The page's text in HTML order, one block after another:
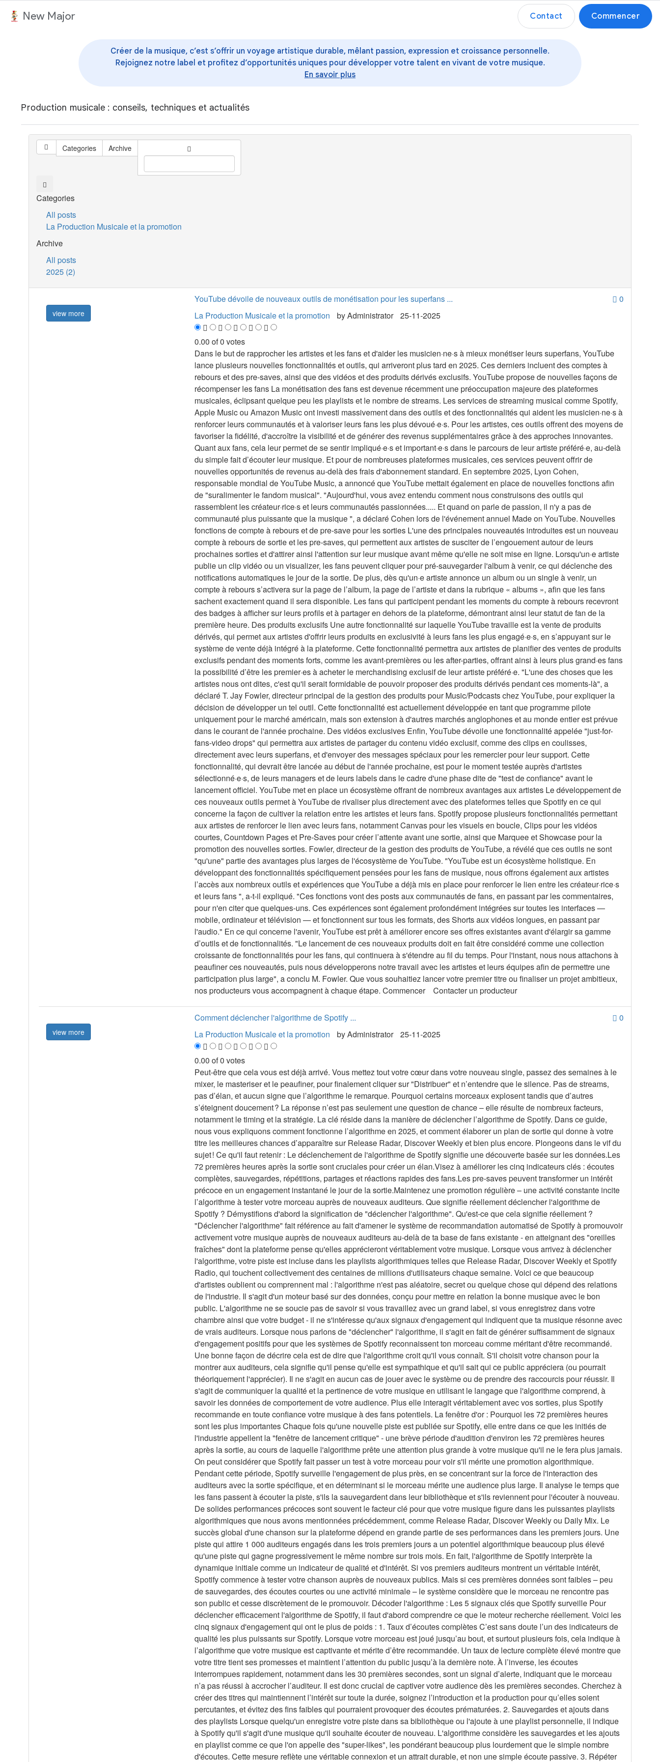
contenuNew Major Contact Commencer
Créer de la musique, c’est s’offrir un voyage artistique durable, mêlant passion, expression et croissance personnelle.
Rejoignez notre label et profitez d’opportunités uniques pour développer votre talent en vivant de votre musique.
En savoir plus
Production musicale : conseils, techniques et actualités
Categories Archive
Categories
All posts
La Production Musicale et la promotion
Archive
All posts
2025 (2)
view more
0
YouTube dévoile de nouveaux outils de monétisation pour les superfans ...
La Production Musicale et la promotion
byAdministrator 25-11-2025
0.00 of 0 votes
Dans le but de rapprocher les artistes et les fans et d'aider les musicien·ne·s à mieux monétiser leurs superfans, YouTube
lance plusieurs nouvelles fonctionnalités et outils, qui arriveront plus tard en 2025. Ces derniers incluent des comptes à
rebours et des pre-saves, ainsi que des vidéos et des produits dérivés exclusifs. YouTube propose de nouvelles façons de
récompenser les fans La monétisation des fans est devenue récemment une préoccupation majeure des plateformes
musicales, éclipsant quelque peu les playlists et le nombre de streams. Les services de streaming musical comme Spotify,
Apple Music ou Amazon Music ont investi massivement dans des outils et des fonctionnalités qui aident les musicien·ne·s à
renforcer leurs communautés et à valoriser leurs fans les plus dévoué·e·s. Pour les artistes, ces outils offrent des moyens de
favoriser la fidélité, d'accroître la visibilité et de générer des revenus supplémentaires grâce à des approches innovantes.
Quant aux fans, cela leur permet de se sentir impliqué·e·s et important·e·s dans le parcours de leur artiste préféré·e, au-delà
du simple fait d’écouter leur musique. Et pour de nombreuses plateformes musicales, ces services peuvent offrir de
nouvelles opportunités de revenus au-delà des frais d'abonnement standard. En septembre 2025, Lyon Cohen,
responsable mondial de YouTube Music, a annoncé que YouTube mettait également en place de nouvelles fonctions afin
de "suralimenter le fandom musical". "Aujourd'hui, vous avez entendu comment nous construisons des outils qui
rassemblent les créateur·rice·s et leurs communautés passionnées..... Et quand on parle de passion, il n'y a pas de
communauté plus puissante que la musique ", a déclaré Cohen lors de l'événement annuel Made on YouTube. Nouvelles
fonctions de compte à rebours et de pre-save pour les sorties L'une des principales nouveautés introduites est un nouveau
compte à rebours de sortie et les pre-saves, qui permettent aux artistes de susciter de l’engouement autour de leurs
prochaines sorties et d'attirer ainsi l'attention sur leur musique avant même qu'elle ne soit mise en ligne. Lorsqu'un·e artiste
publie un clip vidéo ou un visualizer, les fans peuvent cliquer pour pré-sauvegarder l'album à venir, ce qui déclenche des
notifications automatiques le jour de la sortie. De plus, dès qu'un·e artiste annonce un album ou un single à venir, un
compte à rebours s’activera sur la page de l’album, la page de l’artiste et dans la rubrique « albums », afin que les fans
sachent exactement quand il sera disponible. Les fans qui participent pendant les moments du compte à rebours recevront
des badges à afficher sur leurs profils et à partager en dehors de la plateforme, démontrant ainsi leur statut de fan de la
première heure. Des produits exclusifs Une autre fonctionnalité sur laquelle YouTube travaille est la vente de produits
dérivés, qui permet aux artistes d'offrir leurs produits en exclusivité à leurs fans les plus engagé·e·s, en s’appuyant sur le
système de vente déjà intégré à la plateforme. Cette fonctionnalité permettra aux artistes de planifier des ventes de produits
exclusifs pendant des moments forts, comme les avant-premières ou les after-parties, offrant ainsi à leurs plus grand·es fans
la possibilité d’être les premier·es à acheter le merchandising exclusif de leur artiste préféré·e. "L'une des choses que les
artistes nous ont dites, c'est qu'il serait formidable de pouvoir proposer des produits dérivés pendant ces moments-là", a
déclaré T. Jay Fowler, directeur principal de la gestion des produits pour Music/Podcasts chez YouTube, pour expliquer la
décision de développer un tel outil. Cette fonctionnalité est actuellement développée en tant que programme pilote
uniquement pour le marché américain, mais son extension à d'autres marchés anglophones et au monde entier est prévue
dans le courant de l'année prochaine. Des vidéos exclusives Enfin, YouTube dévoile une fonctionnalité appelée "just-for-
fans-video drops" qui permettra aux artistes de partager du contenu vidéo exclusif, comme des clips en coulisses,
directement avec leurs superfans, et d'envoyer des messages spéciaux pour les remercier pour leur support. Cette
fonctionnalité, qui devrait être lancée au début de l'année prochaine, est pour le moment testée auprès d'artistes
sélectionné·e·s, de leurs managers et de leurs labels dans le cadre d'une phase dite de "test de confiance" avant le
lancement officiel. YouTube met en place un écosystème offrant de nombreux avantages aux artistes Le développement de
ces nouveaux outils permet à YouTube de rivaliser plus directement avec des plateformes telles que Spotify en ce qui
concerne la façon de cultiver la relation entre les artistes et leurs fans. Spotify propose plusieurs fonctionnalités permettant
aux artistes de renforcer le lien avec leurs fans, notamment Canvas pour les visuels en boucle, Clips pour les vidéos
courtes, Countdown Pages et Pre-Saves pour créer l’attente avant une sortie, ainsi que Marquee et Showcase pour la
promotion des nouvelles sorties. Fowler, directeur de la gestion des produits de YouTube, a révélé que ces outils ne sont
"qu'une" partie des avantages plus larges de l'écosystème de YouTube. "YouTube est un écosystème holistique. En
développant des fonctionnalités spécifiquement pensées pour les fans de musique, nous offrons également aux artistes
l’accès aux nombreux outils et expériences que YouTube a déjà mis en place pour renforcer le lien entre les créateur·rice·s
et leurs fans ", a-t-il expliqué. "Ces fonctions vont des posts aux communautés de fans, en passant par les commentaires,
pour n'en citer que quelques-uns. Ces expériences sont également profondément intégrées sur toutes les interfaces —
mobile, ordinateur et télévision — et fonctionnent sur tous les formats, des Shorts aux vidéos longues, en passant par
l'audio." En ce qui concerne l'avenir, YouTube est prêt à améliorer encore ses offres existantes avant d'élargir sa gamme
d’outils et de fonctionnalités. "Le lancement de ces nouveaux produits doit en fait être considéré comme une collection
croissante de fonctionnalités pour les fans, qui continuera à s'étendre au fil du temps. Pour l'instant, nous nous attachons à
peaufiner ces nouveautés, puis nous développerons notre travail avec les artistes et leurs équipes afin de permettre une
participation plus large", a conclu M. Fowler. Que vous souhaitiez lancer votre premier titre ou finaliser un projet ambitieux,
nos producteurs vous accompagnent à chaque étape. Commencer Contacter un producteur
view more
0
Comment déclencher l'algorithme de Spotify ...
La Production Musicale et la promotion
byAdministrator 25-11-2025
0.00 of 0 votes
Peut-être que cela vous est déjà arrivé. Vous mettez tout votre cœur dans votre nouveau single, passez des semaines à le mixer, le masteriser et le peaufiner, pour finalement cliquer sur "Distribuer" et n’entendre que le silence. Pas de streams, pas d’élan, et aucun signe que l’algorithme le remarque. Pourquoi certains morceaux explosent tandis que d’autres s’éteignent doucement ? La réponse n’est pas seulement une question de chance – elle résulte de nombreux facteurs, notamment le timing et la stratégie. La clé réside dans la manière de déclencher l’algorithme de Spotify. Dans ce guide, nous vous expliquons comment fonctionne l’algorithme en 2025, et comment élaborer un plan de sortie qui donne à votre titre les meilleures chances d’apparaître sur Release Radar, Discover Weekly et bien plus encore. Plongeons dans le vif du sujet ! Ce qu'il faut retenir : Le déclenchement de l'algorithme de Spotify signifie une découverte basée sur les données.Les 72 premières heures après la sortie sont cruciales pour créer un élan.Visez à améliorer les cinq indicateurs clés : écoutes complètes, sauvegardes, répétitions, partages et réactions rapides des fans.Les pre-saves peuvent transformer un intérêt précoce en un engagement instantané le jour de la sortie.Maintenez une promotion régulière – une activité constante incite l’algorithme à tester votre morceau auprès de nouveaux auditeurs. Que signifie réellement déclencher l'algorithme de Spotify ? Démystifions d'abord la signification de "déclencher l'algorithme". Qu'est-ce que cela signifie réellement ? "Déclencher l'algorithme" fait référence au fait d'amener le système de recommandation automatisé de Spotify à promouvoir activement votre musique auprès de nouveaux auditeurs au-delà de ta base de fans existante - en atteignant des "oreilles fraîches" dont la plateforme pense qu'elles apprécieront véritablement votre musique. Lorsque vous arrivez à déclencher l'algorithme, votre piste est incluse dans les playlists algorithmiques telles que Release Radar, Discover Weekly et Spotify Radio, qui touchent collectivement des centaines de millions d'utilisateurs chaque semaine. Voici ce que beaucoup d'artistes oublient ou comprennent mal : l'algorithme n'est pas aléatoire, secret ou quelque chose qui dépend des relations de l'industrie. Il s'agit d'un moteur basé sur des données, conçu pour mettre en relation la bonne musique avec le bon public. L'algorithme ne se soucie pas de savoir si vous travaillez avec un grand label, si vous enregistrez dans votre chambre ainsi que votre budget - il ne s'intéresse qu'aux signaux d'engagement qui indiquent que ta musique résonne avec de vrais auditeurs. Lorsque nous parlons de "déclencher" l'algorithme, il s'agit en fait de générer suffisamment de signaux d'engagement positifs pour que les systèmes de Spotify reconnaissent ton morceau comme méritant d'être recommandé. Une bonne façon de décrire cela est de dire que l'algorithme croit qu'il vous connaît. S'il choisit votre chanson pour la montrer aux auditeurs, cela signifie qu'il pense qu'elle est sympathique et qu'il sait qui ce public appréciera (ou pourrait théoriquement l'apprécier). Il ne s'agit en aucun cas de jouer avec le système ou de prendre des raccourcis pour réussir. Il s'agit de communiquer la qualité et la pertinence de votre musique en utilisant le langage que l'algorithme comprend, à savoir les données de comportement de votre audience. Plus elle interagit véritablement avec vos sorties, plus Spotify recommande en toute confiance votre musique à des fans potentiels. La fenêtre d'or : Pourquoi les 72 premières heures sont les plus importantes Chaque fois qu'une nouvelle piste est publiée sur Spotify, elle entre dans ce que les initiés de l'industrie appellent la "fenêtre de lancement critique" - une brève période d'audition d'environ les 72 premières heures après la sortie, au cours de laquelle l'algorithme prête une attention plus grande à votre musique qu'il ne le fera plus jamais. On peut considérer que Spotify fait passer un test à votre morceau pour voir s'il mérite une promotion algorithmique. Pendant cette période, Spotify surveille l'engagement de plus près, en se concentrant sur la force de l'interaction des auditeurs avec la sortie spécifique, et en déterminant si le morceau mérite une audience plus large. Il analyse le temps que les fans passent à écouter la piste, s'ils la sauvegardent dans leur bibliothèque et s'ils reviennent pour l'écouter à nouveau. De solides performances précoces sont souvent le facteur clé pour que votre musique figure dans les puissantes playlists algorithmiques que nous avons mentionnées précédemment, comme Release Radar, Discover Weekly ou Daily Mix. Le succès global d'une chanson sur la plateforme dépend en grande partie de ses performances dans les premiers jours. Une piste qui attire 1 000 auditeurs engagés dans les trois premiers jours a un potentiel algorithmique beaucoup plus élevé qu'une piste qui gagne progressivement le même nombre sur trois mois. En fait, l'algorithme de Spotify interprète la dynamique initiale comme un indicateur de qualité et d'intérêt. Si vos premiers auditeurs montrent un véritable intérêt, Spotify commence à tester votre chanson auprès de nouveaux publics. Mais si ces premières données sont faibles – peu de sauvegardes, des écoutes courtes ou une activité minimale – le système considère que le morceau ne rencontre pas son public et cesse discrètement de le promouvoir. Décoder l'algorithme : Les 5 signaux clés que Spotify surveille Pour déclencher efficacement l'algorithme de Spotify, il faut d'abord comprendre ce que le moteur recherche réellement. Voici les cinq signaux d'engagement qui ont le plus de poids : 1. Taux d’écoutes complètes C’est sans doute l’un des indicateurs de qualité les plus puissants sur Spotify. Lorsque votre morceau est joué jusqu’au bout, et surtout plusieurs fois, cela indique à l’algorithme que votre musique est captivante et mérite d’être recommandée. Un taux de lecture complète élevé montre que votre titre tient ses promesses et maintient l’attention du public jusqu’à la dernière note. À l’inverse, les écoutes interrompues rapidement, notamment dans les 30 premières secondes, sont un signal d’alerte, indiquant que le morceau n’a pas réussi à accrocher l’auditeur. Il est donc crucial de captiver votre audience dès les premières secondes. Cherchez à créer des titres qui maintiennent l’intérêt sur toute la durée, soignez l’introduction et la production pour qu’elles soient percutantes, et évitez des fins faibles qui pourraient provoquer des écoutes prématurées. 2. Sauvegardes et ajouts dans des playlists Lorsque quelqu'un enregistre votre piste dans sa bibliothèque ou l'ajoute à une playlist personnelle, il indique à Spotify qu'il s'agit d'une musique qu'il souhaite écouter de nouveau. L'algorithme considère les sauvegardes et les ajouts en playlist comme ce que l'on appelle des "super-likes", les pondérant beaucoup plus lourdement que le simple nombre d'écoutes. Cette mesure reflète une véritable connexion et un attrait durable, et non une simple écoute passive. 3. Répéter les écoutes L'algorithme récompense les chansons que les utilisateurs réécoutent spontanément. Lorsque quelqu'un rejoue immédiatement votre piste ou y revient dans les 24 heures, c’est un signe clair de qualité, d’impact émotionnel et de satisfaction de l’auditeur. Cette mesure est particulièrement importante car elle reflète l'engagement profond qui fait grimper le nombre des streams à long terme. Les chansons avec des taux de répétition élevés restent souvent en circulation plus longtemps, apparaissant souvent dans Discover Weekly ou Daily Mix pendant des mois après leur sortie. 4. Activité de partage Le succès d'une chanson sur Spotify dépend non seulement de la façon dont les auditeurs interagissent avec elle sur la plateforme, mais aussi en dehors. Les partages via les réseaux sociaux, les messages directs ou les fonctions de partage internes de Spotify sont très importants. Lorsque les auditeurs sont motivés pour partager votre musique avec leurs amis, cela montre à la plateforme qu'ils sont tellement passionnés qu'ils veulent que d'autres l'entendent et l'apprécient aussi. Chaque partage peut déclencher une réaction en chaîne de nouveaux auditeurs, ce qui contribue à booster encore plus l'algorithme. 5. Activité des followers Enfin, l'algorithme prête une attention particulière à la façon dont vos followers existants se comportent lorsque vous sortez de nouvelle musique. Lorsqu'ils écoutent immédiatement une nouvelle sortie, cela indique à Spotify que votre public est fidèle et engagé et est impatient d'écouter votre dernière œuvre. Cet engagement des followers est la raison pour laquelle la construction et le maintien d'une fanbase dévouée sont essentiels pour un succès algorithmique à long terme. L'effet boule de neige : comment un élan précoce peut bâtir une carrière Bien que cela puisse sembler évident, il est crucial de parler du lien entre le déclenchement de l'algorithme de Spotify et l'augmentation des chances de succès à long terme, à la fois sur la plateforme et en dehors. Le moteur de découverte de Spotify se nourrit de l'élan. Lorsqu’un morceau obtient de bons résultats dès le départ, l’algorithme lui offre davantage de visibilité, créant un cercle vertueux : l’exposition accrue attire de nouvelles audiences, ce qui génère plus d’engagement, déclenchant encore plus de soutien algorithmique et augmentant ainsi encore la visibilité. En d'autres termes, c'est : Promot